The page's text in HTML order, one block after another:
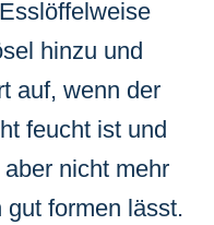
hinzu und
auf, wenn der
feucht ist und
nicht mehr
formen lässt.